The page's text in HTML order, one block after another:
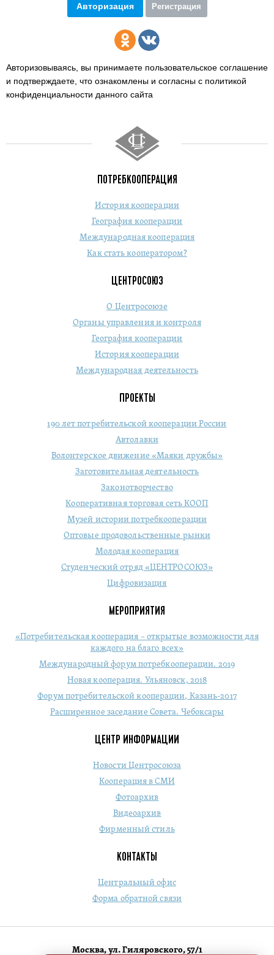
Авторизация Регистрация
Авторизовываясь, вы принимаете пользовательское соглашение
и подтверждаете, что ознакомлены и согласны с политикой
конфиденциальности данного сайта
ПОТРЕБКООПЕРАЦИЯ
История кооперации
География кооперации
Международная кооперация
Как стать кооператором?
ЦЕНТРОСОЮЗ
О Центросоюзе
Органы управления и контроля
География кооперации
История кооперации
Международная деятельность
ПРОЕКТЫ
190 лет потребительской кооперации России
Автолавки
Волонтерское движение «Маяки дружбы»
Заготовительная деятельность
Законотворчество
Кооперативная торговая сеть КООП
Музей истории потребкооперации
Оптовые продовольственные рынки
Молодая кооперация
Студенческий отряд «ЦЕНТРОСОЮЗ»
Цифровизация
МЕРОПРИЯТИЯ
«Потребительская кооперация – открытые возможности для
каждого на благо всех»
Международный форум потребкооперации. 2019
Новая кооперация. Ульяновск, 2018
Форум потребительской кооперации, Казань-2017
Расширенное заседание Совета. Чебоксары
ЦЕНТР ИНФОРМАЦИИ
Новости Центросоюза
Кооперация в СМИ
Фотоархив
Видеоархив
Фирменный стиль
КОНТАКТЫ
Центральный офис
Форма обратной связи
Москва, ул. Гиляровского, 57/1